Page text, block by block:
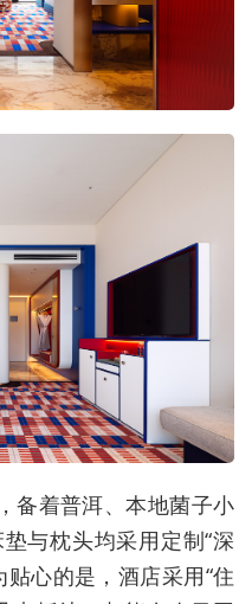
备着普洱、本地菌子小
与枕头均采用定制“深
心的是，酒店采用“住